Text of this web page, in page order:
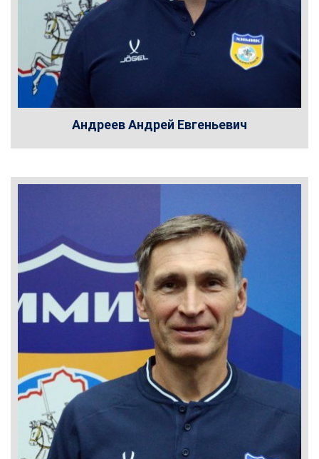
Андреев Андрей Евгеньевич